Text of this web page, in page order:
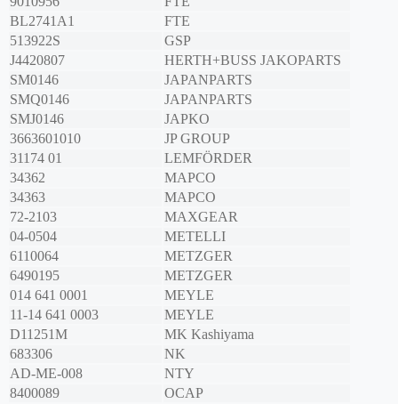
BL2741A1
FTE
513922S
GSP
J4420807
HERTH+BUSS JAKOPARTS
SM0146
JAPANPARTS
SMQ0146
JAPANPARTS
SMJ0146
JAPKO
3663601010
JP GROUP
31174 01
LEMFÖRDER
34362
MAPCO
34363
MAPCO
72-2103
MAXGEAR
04-0504
METELLI
6110064
METZGER
6490195
METZGER
014 641 0001
MEYLE
11-14 641 0003
MEYLE
D11251M
MK Kashiyama
683306
NK
AD-ME-008
NTY
8400089
OCAP